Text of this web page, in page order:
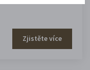
Zjistěte více